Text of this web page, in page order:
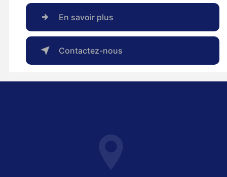
En savoir plus
Contactez-nous